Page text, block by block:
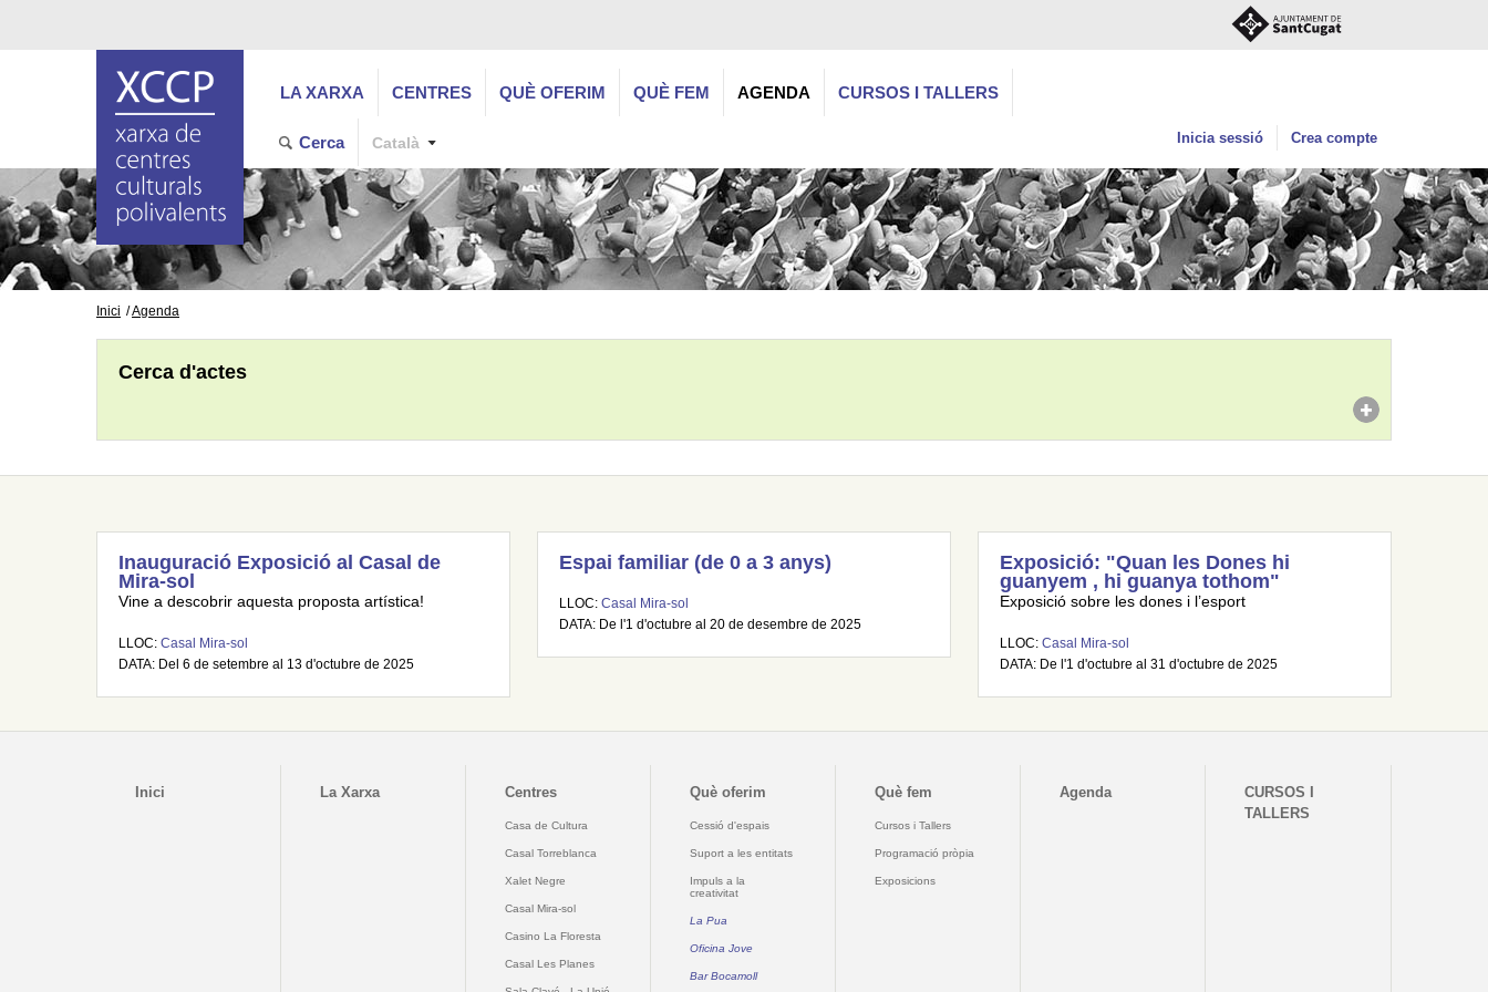
LA XARXA CENTRES QUÈ OFERIM QUÈ FEM AGENDA CURSOS I TALLERS
Cerca Català Inicia sessió Crea compte
Inici Agenda
Cerca d'actes
Inauguració Exposició al Casal de
Mira-sol
Vine a descobrir aquesta proposta artística!
LLOC: Casal Mira-sol
DATA: Del 6 de setembre al 13 d'octubre de 2025
Espai familiar (de 0 a 3 anys)
LLOC: Casal Mira-sol
DATA: De l'1 d'octubre al 20 de desembre de 2025
Exposició: "Quan les Dones hi
guanyem , hi guanya tothom"
Exposició sobre les dones i l’esport
LLOC: Casal Mira-sol
DATA: De l'1 d'octubre al 31 d'octubre de 2025
Inici La Xarxa Centres
Casa de Cultura
Casal Torreblanca
Xalet Negre
Casal Mira-sol
Casino La Floresta
Casal Les Planes
Què oferim
Cessió d'espais
Suport a les entitats
Impuls a la
creativitat
La Pua
Oficina Jove
Bar Bocamoll
Què fem
Cursos i Tallers
Programació pròpia
Exposicions
Agenda
CURSOS I
TALLERS